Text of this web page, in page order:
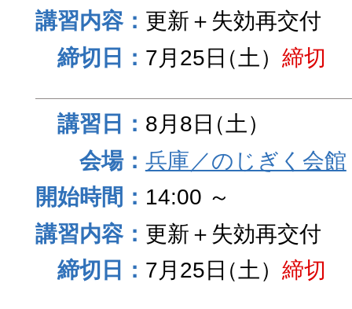
更新＋失効再交付
7月25日（土） 締切
8月8日（土）
兵庫／のじぎく会館
14:00 ～
更新＋失効再交付
7月25日（土） 締切